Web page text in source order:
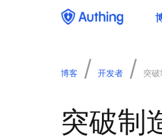
博客 / 开发者 / 突
突破制